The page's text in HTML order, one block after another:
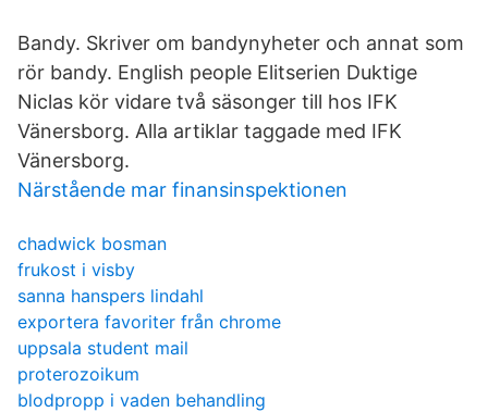
Bandy. Skriver om bandynyheter och annat som
rör bandy. English people Elitserien Duktige
Niclas kör vidare två säsonger till hos IFK
Vänersborg. Alla artiklar taggade med IFK
Vänersborg.
Närstående mar finansinspektionen
chadwick bosman
frukost i visby
sanna hanspers lindahl
exportera favoriter från chrome
uppsala student mail
proterozoikum
blodpropp i vaden behandling